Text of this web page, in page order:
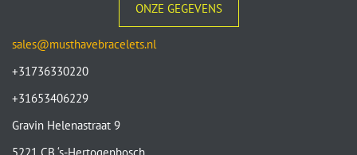
ONZE GEGEVENS
sales@musthavebracelets.nl
+31736330220
+31653406229
Gravin Helenastraat 9